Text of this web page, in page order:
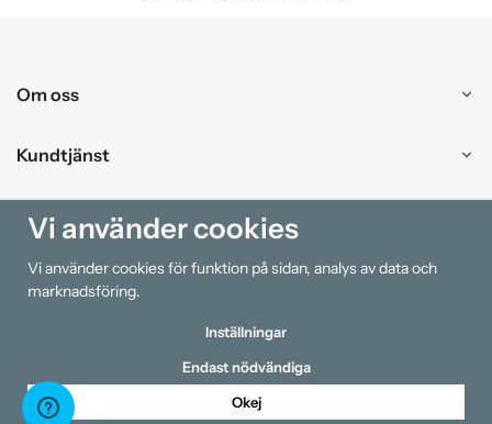
Om oss
Kundtjänst
Handla
Information
Vi använder cookies
Vi använder cookies för funktion på sidan, analys av data och
marknadsföring.
Inställningar
Endast nödvändiga
Okej